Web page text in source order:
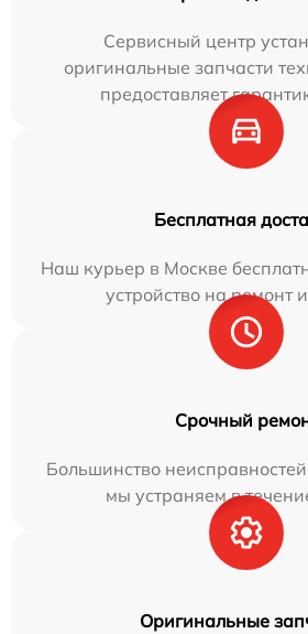
Сервисный центр
оригинальные запчасти
предоставляет
Бесплатная
Наш курьер в Москве
устройство на ремонт
Срочный
Большинство
мы устраняем в
Оригинальные